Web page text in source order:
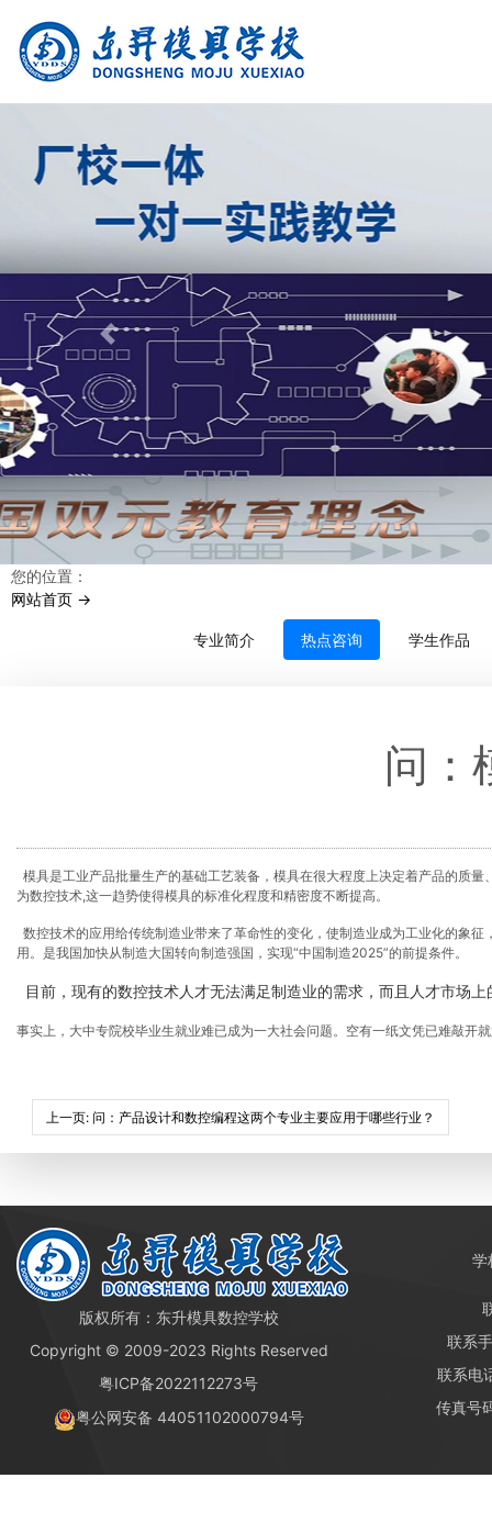
您的位置：
网站首页 ->
专业简介 热点咨询 学生作品
问：
模具是工业产品批量生产的基础工艺装备，模具在很大程度上决定着产品的质量
为数控技术 ,这一趋势使得模具的标准化程度和精密度不断提高。
数控技术的应用给传统制造业带来了革命性的变化，使制造业成为工业化的象征
用 。是我国加快从制造大国转向制造强国 ，实现“中国制造2025”的前提条件。
目前，现有的数控技术人才无法满足制造业的需求，而且人才市场
事实上，大中专院校毕业生就业难已成为一大社会问题 。 空有一纸文凭已难敲开
上一页: 问：产品设计和数控编程这两个专业主要应用于哪些行业？
学
版权所有：东升模具数控学校
Copyright © 2009-2023 Rights Reserved
粤ICP备2022112273号
粤公网安备 44051102000794号
联系
联系电
传真号